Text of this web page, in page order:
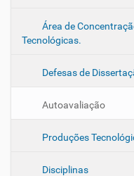
ç
Área de
Tecnológicas.
Defesas de
Autoavaliação
Produções
Disciplinas